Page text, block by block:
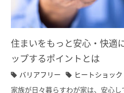
住まいをもっと安心・快適
ップするポイントとは
バリアフリー ヒートショック
家族が日々暮らすわが家は、安心